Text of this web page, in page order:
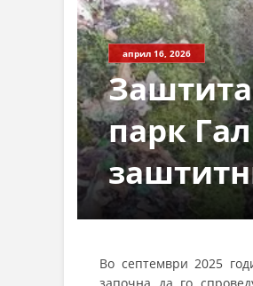
април 16, 2026
парк
Во септември 2025